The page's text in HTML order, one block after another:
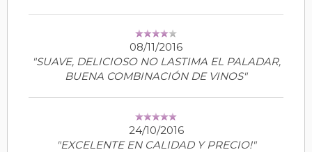
08/11/2016
"SUAVE, DELICIOSO NO LASTIMA EL PALADAR,
BUENA COMBINACIÓN DE VINOS"
24/10/2016
"EXCELENTE EN CALIDAD Y PRECIO!"